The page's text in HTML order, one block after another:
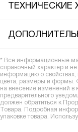
ТЕХНИЧЕСКИЕ
* Все информационные
справочный характер и
информацию о свойствах,
цвета, размеры и формы.
на внесение изменений в
предварительного
должен обратиться к
Товара. Подробная
упаковке товара.